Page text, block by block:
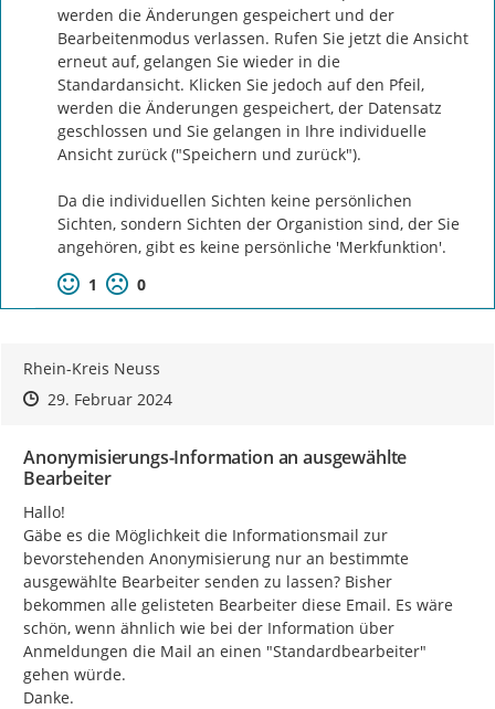
werden die Änderungen gespeichert und der
Bearbeitenmodus verlassen. Rufen Sie jetzt die Ansicht
erneut auf, gelangen Sie wieder in die
Standardansicht. Klicken Sie jedoch auf den Pfeil,
werden die Änderungen gespeichert, der Datensatz
geschlossen und Sie gelangen in Ihre individuelle
Ansicht zurück ("Speichern und zurück").
Da die individuellen Sichten keine persönlichen
Sichten, sondern Sichten der Organistion sind, der Sie
angehören, gibt es keine persönliche 'Merkfunktion'.
1
0
Rhein-Kreis Neuss
Zeitpunkt des Erstellens
Zeitpunkt des Erstellens
29. Februar 2024Zur Äußerung
Anonymisierungs-Information an ausgewählte
Bearbeiter
Hallo!
Gäbe es die Möglichkeit die Informationsmail zur
bevorstehenden Anonymisierung nur an bestimmte
ausgewählte Bearbeiter senden zu lassen? Bisher
bekommen alle gelisteten Bearbeiter diese Email. Es wäre
schön, wenn ähnlich wie bei der Information über
Anmeldungen die Mail an einen "Standardbearbeiter"
gehen würde.
Danke.